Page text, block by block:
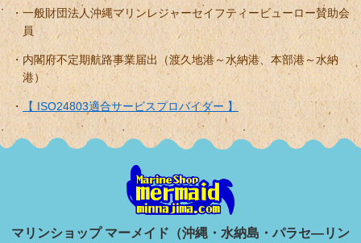
一般財団法人沖縄マリンレジャーセイフティービューロー賛助会
員
内閣府不定期航路事業届出（渡久地港～水納港、本部港～水納
港）
【 ISO24803適合サービスプロバイダー 】
マリンショップ マーメイド（沖縄・水納島・パラセ―リン